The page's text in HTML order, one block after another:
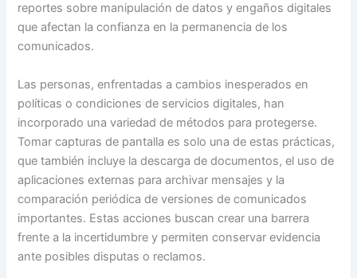
reportes sobre manipulación de datos y engaños digitales
que afectan la confianza en la permanencia de los
comunicados.
Las personas, enfrentadas a cambios inesperados en
políticas o condiciones de servicios digitales, han
incorporado una variedad de métodos para protegerse.
Tomar capturas de pantalla es solo una de estas prácticas,
que también incluye la descarga de documentos, el uso de
aplicaciones externas para archivar mensajes y la
comparación periódica de versiones de comunicados
importantes. Estas acciones buscan crear una barrera
frente a la incertidumbre y permiten conservar evidencia
ante posibles disputas o reclamos.